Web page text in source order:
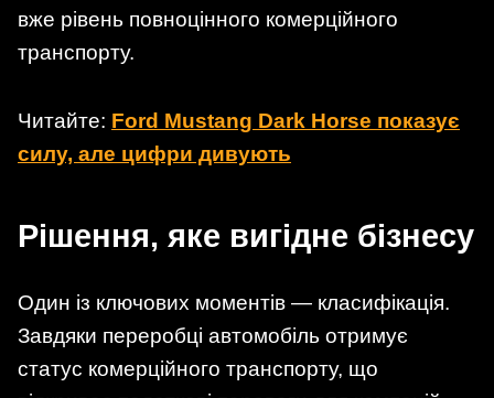
вже рівень повноцінного комерційного
транспорту.
Читайте: Ford Mustang Dark Horse показує
силу, але цифри дивують
Рішення, яке вигідне бізнесу
Один із ключових моментів — класифікація.
Завдяки переробці автомобіль отримує
статус комерційного транспорту, що